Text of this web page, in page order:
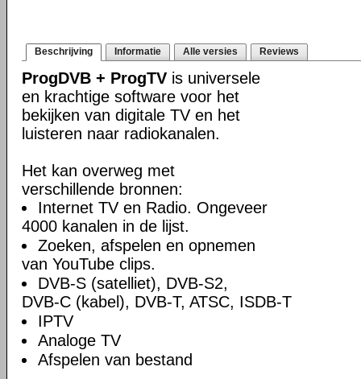
Beschrijving Informatie Alle versies Reviews
ProgDVB + ProgTV is universele
en krachtige software voor het
bekijken van digitale TV en het
luisteren naar radiokanalen.
Het kan overweg met
verschillende bronnen:
Internet TV en Radio. Ongeveer
4000 kanalen in de lijst.
Zoeken, afspelen en opnemen
van YouTube clips.
DVB-S (satelliet), DVB-S2,
DVB-C (kabel), DVB-T, ATSC, ISDB-T
IPTV
Analoge TV
Afspelen van bestand